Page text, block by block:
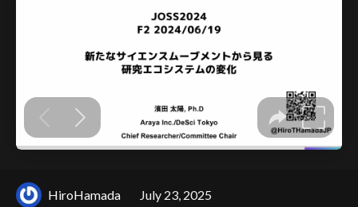
HiroHamada July 23, 2025